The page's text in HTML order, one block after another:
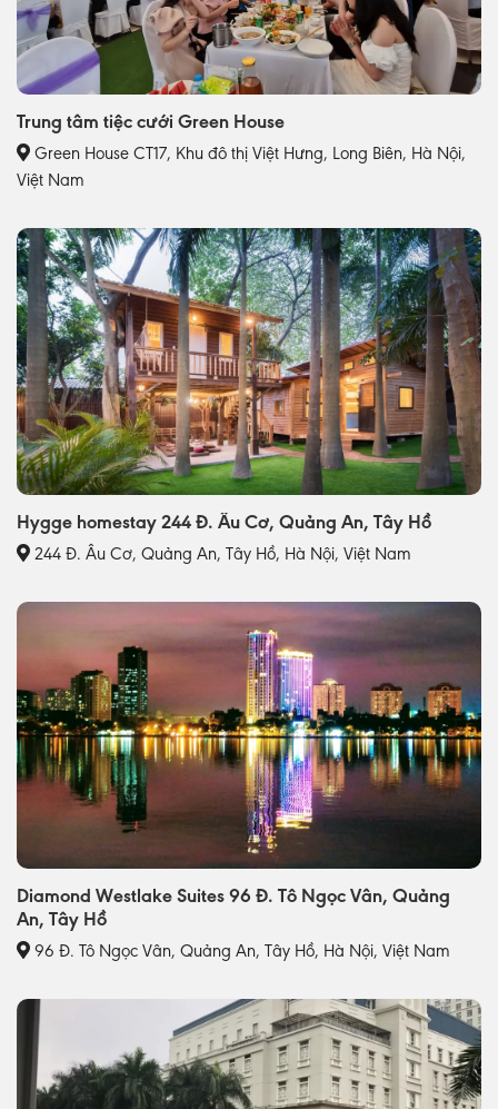
Trung tâm tiệc cưới Green House
Green House CT17, Khu đô thị Việt Hưng, Long Biên, Hà Nội,
Việt Nam
Hygge homestay 244 Đ. Âu Cơ, Quảng An, Tây Hồ
244 Đ. Âu Cơ, Quảng An, Tây Hồ, Hà Nội, Việt Nam
Diamond Westlake Suites 96 Đ. Tô Ngọc Vân, Quảng
An, Tây Hồ
96 Đ. Tô Ngọc Vân, Quảng An, Tây Hồ, Hà Nội, Việt Nam